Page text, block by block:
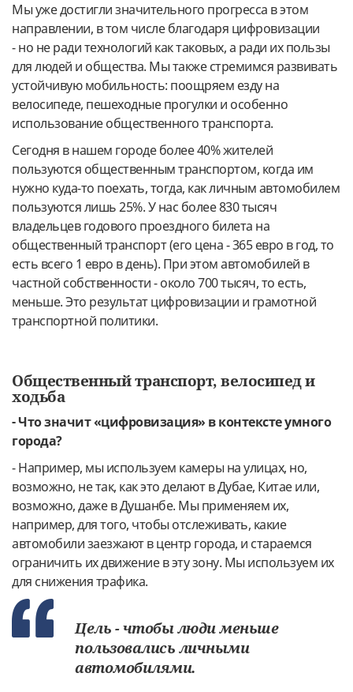
Мы уже достигли значительного прогресса в этом
направлении, в том числе благодаря цифровизации
- но не ради технологий как таковых, а ради их пользы
для людей и общества. Мы также стремимся развивать
устойчивую мобильность: поощряем езду на
велосипеде, пешеходные прогулки и особенно
использование общественного транспорта.
Сегодня в нашем городе более 40% жителей
пользуются общественным транспортом, когда им
нужно куда-то поехать, тогда, как личным автомобилем
пользуются лишь 25%. У нас более 830 тысяч
владельцев годового проездного билета на
общественный транспорт (его цена - 365 евро в год, то
есть всего 1 евро в день). При этом автомобилей в
частной собственности - около 700 тысяч, то есть,
меньше. Это результат цифровизации и грамотной
транспортной политики.
Общественный транспорт, велосипед и
ходьба
- Что значит «цифровизация» в контексте умного
города?
- Например, мы используем камеры на улицах, но,
возможно, не так, как это делают в Дубае, Китае или,
возможно, даже в Душанбе. Мы применяем их,
например, для того, чтобы отслеживать, какие
автомобили заезжают в центр города, и стараемся
ограничить их движение в эту зону. Мы используем их
для снижения трафика.
Цель - чтобы люди меньше
пользовались личными
автомобилями.